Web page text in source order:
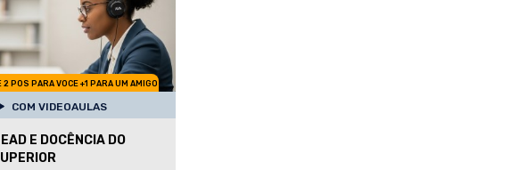
2 POS PARA VOCE +1 PARA UM AMIGO
COM VIDEOAULAS
E DOCÊNCIA DO